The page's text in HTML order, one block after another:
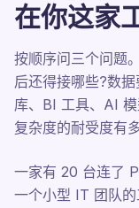
在你这家
按顺序问三个问题
后还得接哪些?数
库、BI 工具、AI
复杂度的耐受度有
一家有 20 台连了
一个小型 IT 团队